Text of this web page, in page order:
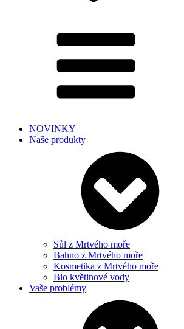
NOVINKY
Naše produkty
Sůl z Mrtvého moře
Bahno z Mrtvého moře
Kosmetika z Mrtvého moře
Bio květinové vody
Vaše problémy